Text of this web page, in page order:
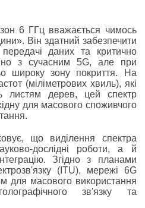
6 ГГц вважається чимось
Він здатний забезпечити
даних та критично
з сучасним 5G, але при
широку зону покриття. На
(міліметрових хвиль), які
листям дерев, цей спектр
для масового споживчого
що виділення спектра
дослідні роботи, а й
Згідно з планами
(ITU), мережі 6G
для масового використання
зв'язку та